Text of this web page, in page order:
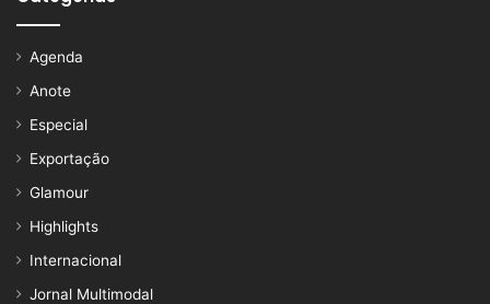
Agenda
Anote
Especial
Exportação
Glamour
Highlights
Internacional
Jornal Multimodal